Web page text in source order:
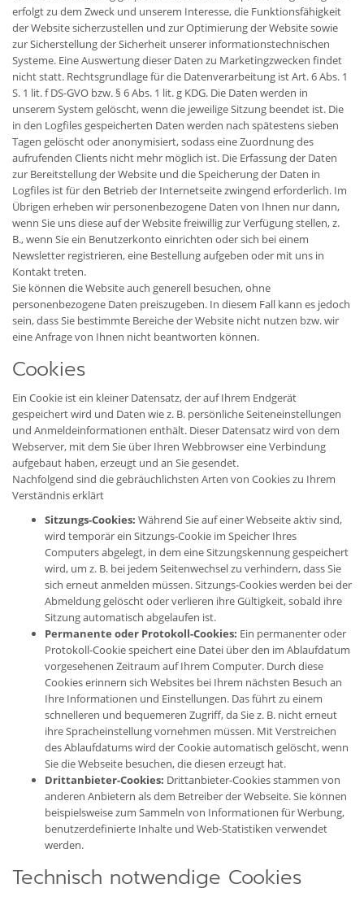
erfolgt zu dem Zweck und unserem Interesse, die Funktionsfähigkeit
der Website sicherzustellen und zur Optimierung der Website sowie
zur Sicherstellung der Sicherheit unserer informationstechnischen
Systeme. Eine Auswertung dieser Daten zu Marketingzwecken findet
nicht statt. Rechtsgrundlage für die Datenverarbeitung ist Art. 6 Abs. 1
S. 1 lit. f DS-GVO bzw. § 6 Abs. 1 lit. g KDG. Die Daten werden in
unserem System gelöscht, wenn die jeweilige Sitzung beendet ist. Die
in den Logfiles gespeicherten Daten werden nach spätestens sieben
Tagen gelöscht oder anonymisiert, sodass eine Zuordnung des
aufrufenden Clients nicht mehr möglich ist. Die Erfassung der Daten
zur Bereitstellung der Website und die Speicherung der Daten in
Logfiles ist für den Betrieb der Internetseite zwingend erforderlich. Im
Übrigen erheben wir personenbezogene Daten von Ihnen nur dann,
wenn Sie uns diese auf der Website freiwillig zur Verfügung stellen, z.
B., wenn Sie ein Benutzerkonto einrichten oder sich bei einem
Newsletter registrieren, eine Bestellung aufgeben oder mit uns in
Kontakt treten.
Sie können die Website auch generell besuchen, ohne
personenbezogene Daten preiszugeben. In diesem Fall kann es jedoch
sein, dass Sie bestimmte Bereiche der Website nicht nutzen bzw. wir
eine Anfrage von Ihnen nicht beantworten können.
Cookies
Ein Cookie ist ein kleiner Datensatz, der auf Ihrem Endgerät
gespeichert wird und Daten wie z. B. persönliche Seiteneinstellungen
und Anmeldeinformationen enthält. Dieser Datensatz wird von dem
Webserver, mit dem Sie über Ihren Webbrowser eine Verbindung
aufgebaut haben, erzeugt und an Sie gesendet.
Nachfolgend sind die gebräuchlichsten Arten von Cookies zu Ihrem
Verständnis erklärt
Sitzungs-Cookies: Während Sie auf einer Webseite aktiv sind,
wird temporär ein Sitzungs-Cookie im Speicher Ihres
Computers abgelegt, in dem eine Sitzungskennung gespeichert
wird, um z. B. bei jedem Seitenwechsel zu verhindern, dass Sie
sich erneut anmelden müssen. Sitzungs-Cookies werden bei der
Abmeldung gelöscht oder verlieren ihre Gültigkeit, sobald ihre
Sitzung automatisch abgelaufen ist.
Permanente oder Protokoll-Cookies: Ein permanenter oder
Protokoll-Cookie speichert eine Datei über den im Ablaufdatum
vorgesehenen Zeitraum auf Ihrem Computer. Durch diese
Cookies erinnern sich Websites bei Ihrem nächsten Besuch an
Ihre Informationen und Einstellungen. Das führt zu einem
schnelleren und bequemeren Zugriff, da Sie z. B. nicht erneut
ihre Spracheinstellung vornehmen müssen. Mit Verstreichen
des Ablaufdatums wird der Cookie automatisch gelöscht, wenn
Sie die Webseite besuchen, die diesen erzeugt hat.
Drittanbieter-Cookies: Drittanbieter-Cookies stammen von
anderen Anbietern als dem Betreiber der Webseite. Sie können
beispielsweise zum Sammeln von Informationen für Werbung,
benutzerdefinierte Inhalte und Web-Statistiken verwendet
werden.
Technisch notwendige Cookies